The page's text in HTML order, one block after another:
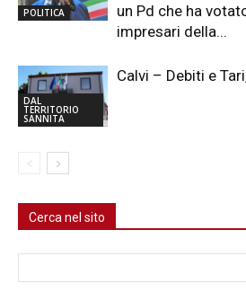
POLITICA
un Pd che ha
impresari della...
DAL
TERRITORIO
SANNITA
Calvi – Debiti e
Cerca nel sito